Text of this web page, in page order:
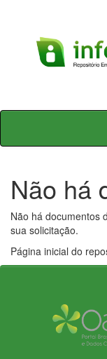
Skip
Não há
Não há documentos
sua solicitação.
Página inicial do